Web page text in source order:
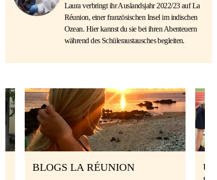
Laura verbringt ihr Auslandsjahr 2022/23 auf La
Réunion, einer französischen Insel im indischen
Ozean. Hier kannst du sie bei ihren Abenteuern
während des Schüleraustausches begleiten.
BLOGS LA RÉUNION